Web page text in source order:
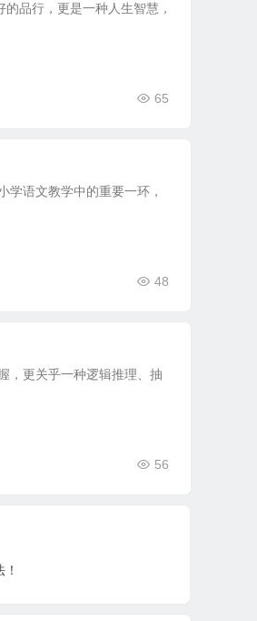
品行，更是一种人生智慧，
65
语文教学中的重要一环，
48
，更关乎一种逻辑推理、抽
56